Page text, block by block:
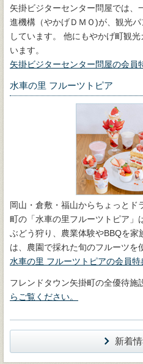
矢掛ビジターセンター問屋では、
進機構（やかげＤＭＯ)が、観光
しています。 他にもやかげ町観
います。
矢掛ビジターセンター問屋の会員
水車の里 フルーツトピア
岡山・倉敷・福山からちょっと
町の「水車の里フルーツトピア」
ぶどう狩り、農業体験やBBQを
は、農園で採れた旬のフルーツを
水車の里 フルーツトピアの会員特
フレンドタウン矢掛町の全優待施
らご覧ください。
新着